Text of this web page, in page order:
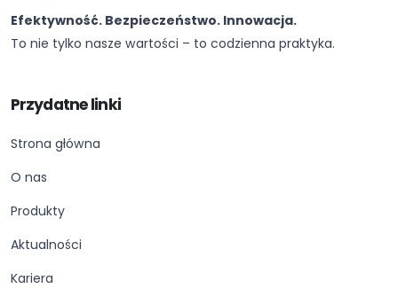
Efektywność. Bezpieczeństwo. Innowacja.
To nie tylko nasze wartości – to codzienna praktyka.
Przydatne linki
Strona główna
O nas
Produkty
Aktualności
Kariera